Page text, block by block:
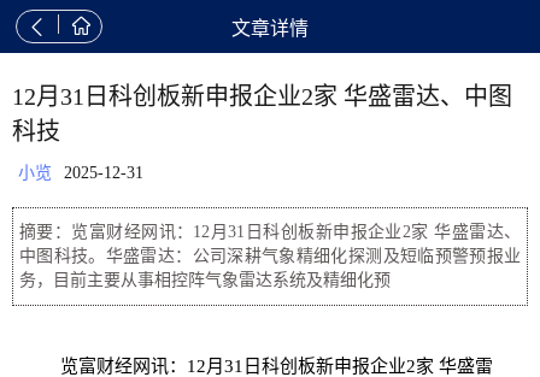
  文章详情
12月31日科创板新申报企业2家 华盛雷达、中图
科技
小览 2025-12-31
摘要：览富财经网讯：12月31日科创板新申报企业2家 华盛雷达、
中图科技。华盛雷达：公司深耕气象精细化探测及短临预警预报业
务，目前主要从事相控阵气象雷达系统及精细化预
览富财经网讯：12月31日科创板新申报企业2家 华盛雷